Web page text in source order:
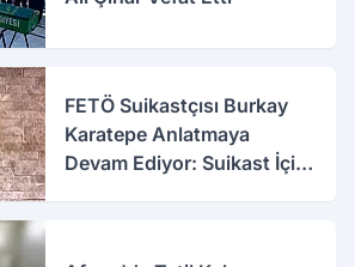
FETÖ Suikastçısı Burkay
Karatepe Anlatmaya
Devam Ediyor: Suikast İçin